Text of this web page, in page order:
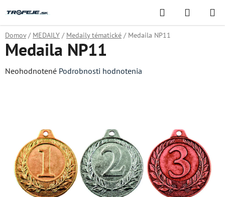
na
obsah
Hľadať
KOŠÍK
Domov / MEDAILY / Medaily tématické / Medaila NP11
Medaila NP11
Priemerné
hviezdičiek.
Neohodnotené Podrobnosti hodnotenia